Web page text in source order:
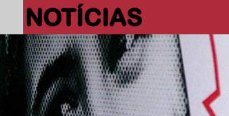
NOTÍCIAS